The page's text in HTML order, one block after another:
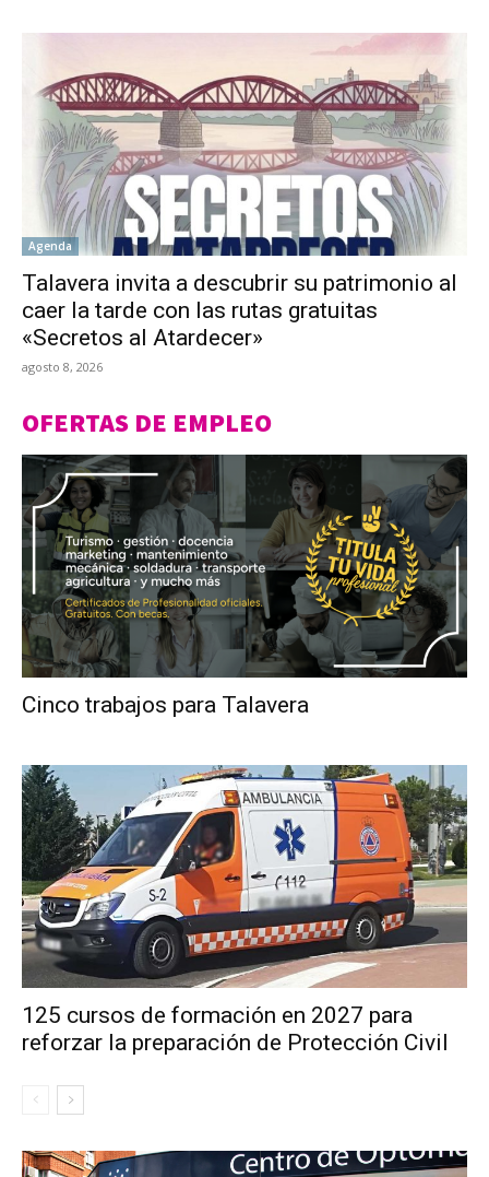
Agenda
Talavera invita a descubrir su patrimonio al
caer la tarde con las rutas gratuitas
«Secretos al Atardecer»
agosto 8, 2026
OFERTAS DE EMPLEO
Cinco trabajos para Talavera
125 cursos de formación en 2027 para
reforzar la preparación de Protección Civil